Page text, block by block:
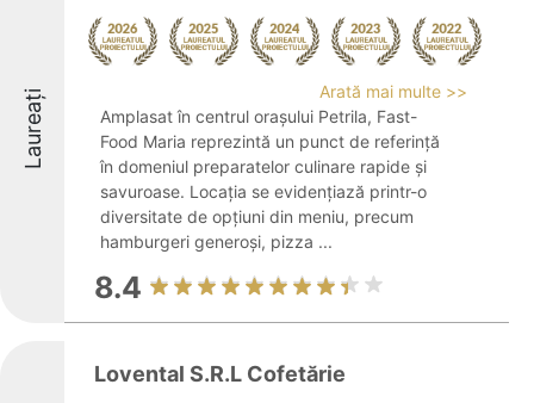
Laureați
Arată mai multe >>
Amplasat în centrul orașului Petrila, Fast-
Food Maria reprezintă un punct de referință
în domeniul preparatelor culinare rapide și
savuroase. Locația se evidențiază printr-o
diversitate de opțiuni din meniu, precum
hamburgeri generoși, pizza ...
8.4
Lovental S.R.L Cofetărie